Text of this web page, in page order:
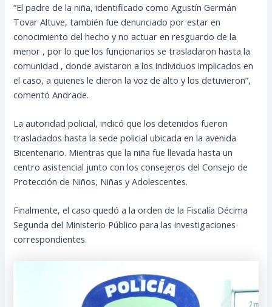
“El padre de la niña, identificado como Agustín Germán
Tovar Altuve, también fue denunciado por estar en
conocimiento del hecho y no actuar en resguardo de la
menor , por lo que los funcionarios se trasladaron hasta la
comunidad , donde avistaron a los individuos implicados en
el caso, a quienes le dieron la voz de alto y los detuvieron”,
comentó Andrade.
La autoridad policial, indicó que los detenidos fueron
trasladados hasta la sede policial ubicada en la avenida
Bicentenario. Mientras que la niña fue llevada hasta un
centro asistencial junto con los consejeros del Consejo de
Protección de Niños, Niñas y Adolescentes.
Finalmente, el caso quedó a la orden de la Fiscalía Décima
Segunda del Ministerio Público para las investigaciones
correspondientes.